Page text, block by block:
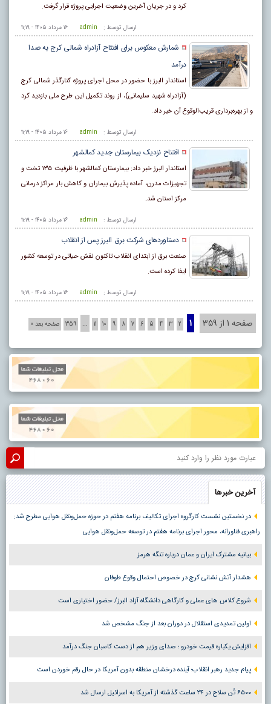
کرد و در جریان آخرین وضعیت اجرایی پروژه قرار گرفت.
۱۶ مرداد ۱۴۰۵ - ۱۱:۱۹ ارسال توسط : admin
شمارش معکوس برای افتتاح آزادراه شمالی کرج به صدا
درآمد
استاندار البرز با حضور در محل اجرای پروژه کنارگذر شمالی کرج
(آزادراه شهید سلیمانی)، از روند تکمیل این طرح ملی بازدید کرد
و از بهره‌برداری قریب‌الوقوع آن خبر داد.
۱۶ مرداد ۱۴۰۵ - ۱۱:۱۹ ارسال توسط : admin
افتتاح نزدیک بیمارستان جدید کمالشهر
استاندار البرز خبر داد: بیمارستان کمالشهر با ظرفیت ۱۳۵ تخت و
تجهیزات مدرن، آماده پذیرش بیماران و کاهش بار مراکز درمانی
مرکز استان شد.
۱۶ مرداد ۱۴۰۵ - ۱۱:۱۹ ارسال توسط : admin
دستاوردهای شرکت برق البرز پس از انقلاب
صنعت برق از ابتدای انقلاب تاکنون نقش حیاتی در توسعه کشور
ایفا کرده است.
۱۶ مرداد ۱۴۰۵ - ۱۱:۱۹ ارسال توسط : admin
صفحه 1 از 359 1
2
3
4
5
6
7
8
9
10
11
…
359 صفحه بعد »
آخرین خبرها
در نخستین نشست کارگروه اجرای تکالیف برنامه هفتم در حوزه حمل‌ونقل هوایی مطرح شد:
راهبری فناورانه، محور اجرای برنامه هفتم در توسعه حمل‌ونقل هوایی
بیانیه مشترک ایران و عمان درباره تنگه هرمز
هشدار آتش نشانی کرج در خصوص احتمال وقوع طوفان
شروع کلاس های عملی و کارگاهی دانشگاه آزاد البرز/ حضور اختیاری است
اولین تمدیدی استقلال در دوران بعد از جنگ مشخص شد
افزایش یکباره قیمت خودرو ؛ صدای وزیر هم از دست کاسبان جنگ درآمد
پیام جدید رهبر انقلاب؛ آینده درخشان منطقه بدون آمریکا در حال رقم خوردن است
۶۵۰۰ تُن سلاح در ۲۴ ساعت گذشته از آمریکا به اسرائیل ارسال شد